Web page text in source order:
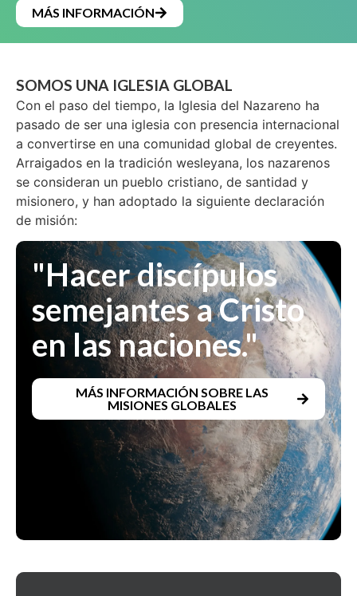
MÁS INFORMACIÓN
SOMOS UNA IGLESIA GLOBAL
Con el paso del tiempo, la Iglesia del Nazareno ha
pasado de ser una iglesia con presencia internacional
a convertirse en una comunidad global de creyentes.
Arraigados en la tradición wesleyana, los nazarenos
se consideran un pueblo cristiano, de santidad y
misionero, y han adoptado la siguiente declaración
de misión:
"Hacer discípulos
semejantes a Cristo
en las naciones."
MÁS INFORMACIÓN SOBRE LAS
MISIONES GLOBALES